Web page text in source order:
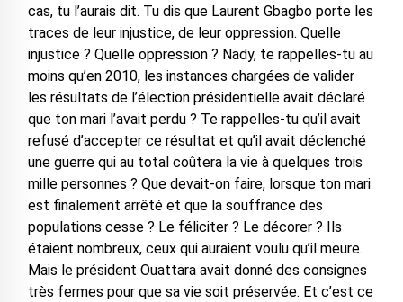
cas, tu l’aurais dit. Tu dis que Laurent Gbagbo porte les
traces de leur injustice, de leur oppression. Quelle
injustice ? Quelle oppression ? Nady, te rappelles-tu au
moins qu’en 2010, les instances chargées de valider
les résultats de l’élection présidentielle avait déclaré
que ton mari l’avait perdu ? Te rappelles-tu qu’il avait
refusé d’accepter ce résultat et qu’il avait déclenché
une guerre qui au total coûtera la vie à quelques trois
mille personnes ? Que devait-on faire, lorsque ton mari
est finalement arrêté et que la souffrance des
populations cesse ? Le féliciter ? Le décorer ? Ils
étaient nombreux, ceux qui auraient voulu qu’il meure.
Mais le président Ouattara avait donné des consignes
très fermes pour que sa vie soit préservée. Et c’est ce